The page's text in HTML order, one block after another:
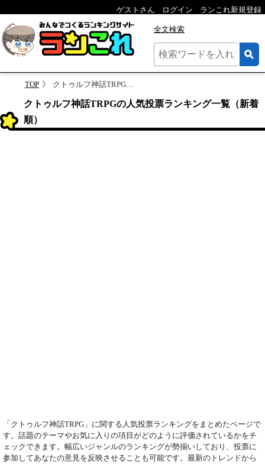
ゲストさん ログイン ランこれ新規登録
全文検索
TOP クトゥルフ神話TRPGのランキング
クトゥルフ神話TRPGの人気投票ランキング一覧（新着
順）
「クトゥルフ神話TRPG」に関する人気投票ランキングをまとめたページで
す。話題のテーマやお気に入りの項目がどのように評価されているかをチ
ェックできます。幅広いジャンルのランキングが勢揃いしており、投票に
参加してあなたの意見を反映させることも可能です。最新のトレンドから